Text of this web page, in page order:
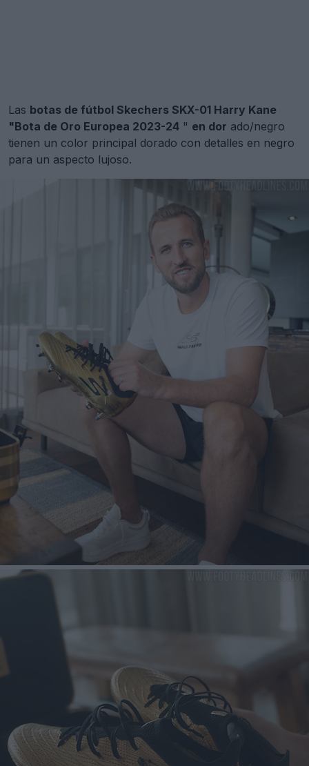
Las botas de fútbol Skechers SKX-01 Harry Kane
"Bota de Oro Europea 2023-24 " en dor ado/negro
tienen un color principal dorado con detalles en negro
para un aspecto lujoso.